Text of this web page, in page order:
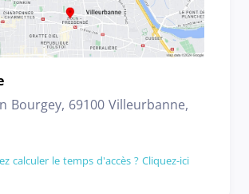
Bourgey, 69100 Villeurbanne,
calculer le temps d'accès ? Cliquez-ici